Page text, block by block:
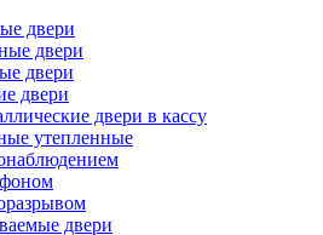
двери
двери
двери
двери
двери в кассу
утепленные
двери